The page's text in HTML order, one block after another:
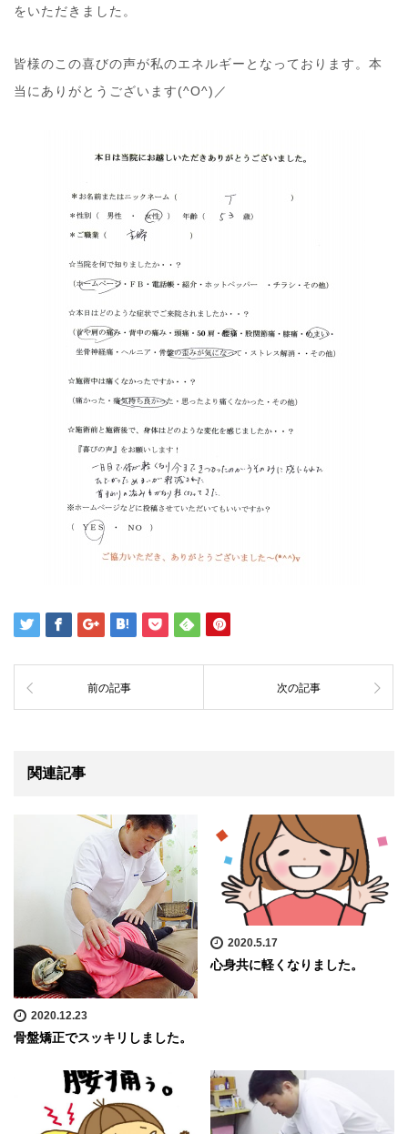
をいただきました。
皆様のこの喜びの声が私のエネルギーとなっております。本
当にありがとうございます(^O^)／
前の記事 次の記事
関連記事
2020.12.23
骨盤矯正でスッキリしました。
2020.5.17
心身共に軽くなりました。